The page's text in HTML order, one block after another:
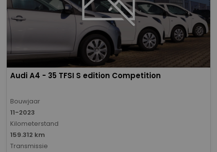
Audi A4 - 35 TFSI S edition Competition
Bouwjaar
11-2023
Kilometerstand
159.312 km
Transmissie